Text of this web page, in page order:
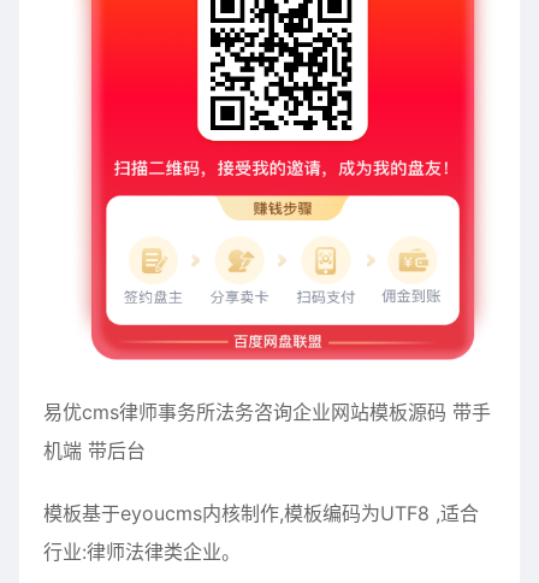
易优cms律师事务所法务咨询企业网站模板源码 带手
机端 带后台
模板基于eyoucms内核制作,模板编码为UTF8 ,适合
行业:律师法律类企业。